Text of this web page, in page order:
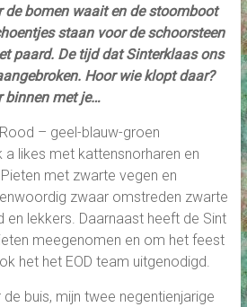
de bomen waait en de stoomboot
staan voor de schoorsteen
paard. De tijd dat Sinterklaas ons
Hoor wie klopt daar?
binnen met je…
– geel-blauw-groen
likes met kattensnorharen en
met zwarte vegen en
zwaar omstreden zwarte
lekkers. Daarnaast heeft de Sint
meegenomen en om het feest
het het EOD team uitgenodigd.
buis, mijn twee negentienjarige